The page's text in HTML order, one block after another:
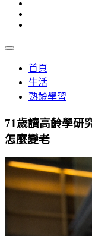
首頁
生活
熟齡學習
71歲讀高齡學研
怎麼變老